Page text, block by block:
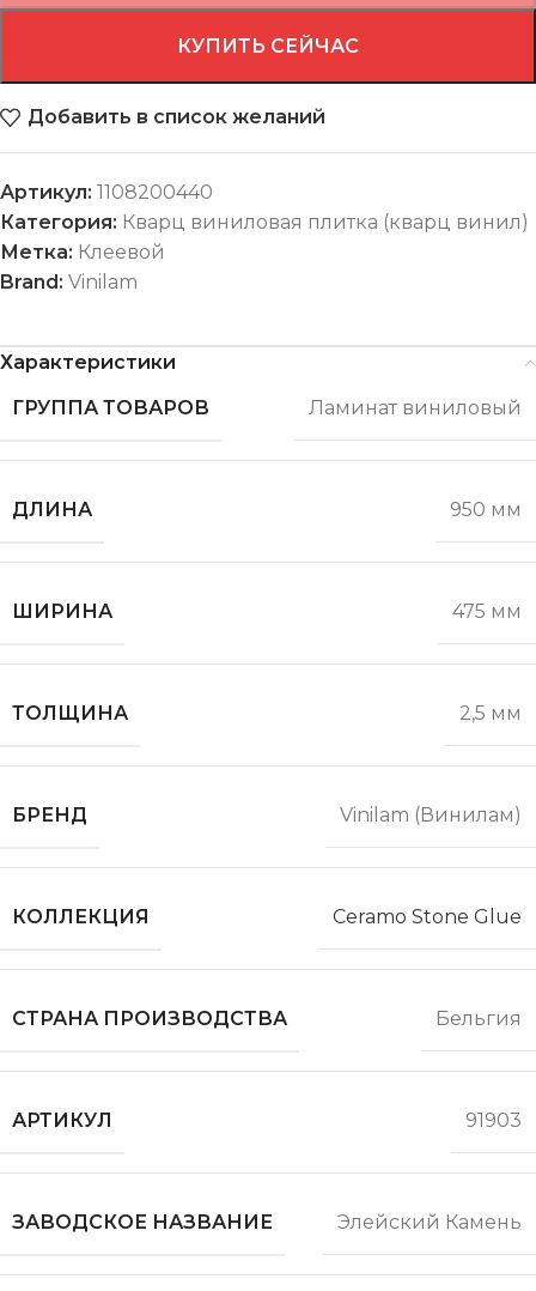
КУПИТЬ СЕЙЧАС
Добавить в список желаний
Артикул: 1108200440
Категория: Кварц виниловая плитка (кварц винил)
Метка: Клеевой
Brand: Vinilam
Характеристики
ГРУППА ТОВАРОВ
Ламинат виниловый
ДЛИНА 950 мм
ШИРИНА 475 мм
ТОЛЩИНА 2,5 мм
БРЕНД Vinilam (Винилам)
КОЛЛЕКЦИЯ Ceramo Stone Glue
СТРАНА ПРОИЗВОДСТВА Бельгия
АРТИКУЛ 91903
ЗАВОДСКОЕ НАЗВАНИЕ Элейский Камень